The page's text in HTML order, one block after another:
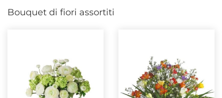
Bouquet di fiori assortiti